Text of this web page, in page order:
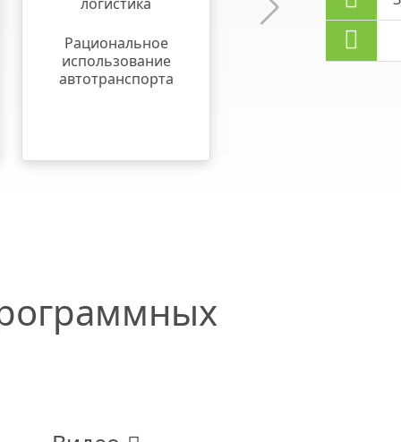
Рациональное
использование
автотранспорта
представителей
Компенсация ГСМ